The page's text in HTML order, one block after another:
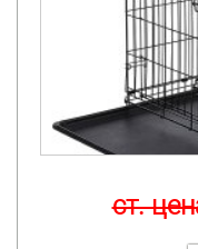
ст.